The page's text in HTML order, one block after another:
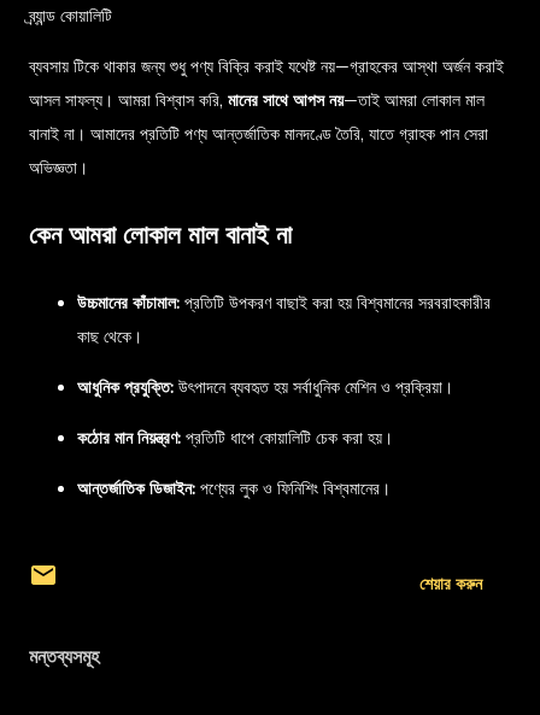
ব্র্যান্ড কোয়ালিটি
ব্যবসায় টিকে থাকার জন্য শুধু পণ্য বিক্রি করাই যথেষ্ট নয়—গ্রাহকের আস্থা অর্জন করাই
আসল সাফল্য। আমরা বিশ্বাস করি, মানের সাথে আপস নয়—তাই আমরা লোকাল মাল
বানাই না। আমাদের প্রতিটি পণ্য আন্তর্জাতিক মানদণ্ডে তৈরি, যাতে গ্রাহক পান সেরা
অভিজ্ঞতা।
কেন আমরা লোকাল মাল বানাই না
উচ্চমানের কাঁচামাল: প্রতিটি উপকরণ বাছাই করা হয় বিশ্বমানের সরবরাহকারীর
কাছ থেকে।
আধুনিক প্রযুক্তি: উৎপাদনে ব্যবহৃত হয় সর্বাধুনিক মেশিন ও প্রক্রিয়া।
কঠোর মান নিয়ন্ত্রণ: প্রতিটি ধাপে কোয়ালিটি চেক করা হয়।
আন্তর্জাতিক ডিজাইন: পণ্যের লুক ও ফিনিশিং বিশ্বমানের।
শেয়ার করুন
মন্তব্যসমূহ